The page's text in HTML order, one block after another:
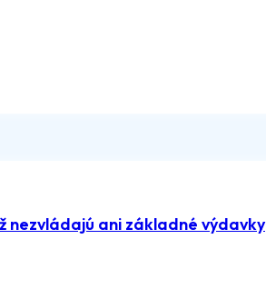
nezvládajú ani základné výdavky